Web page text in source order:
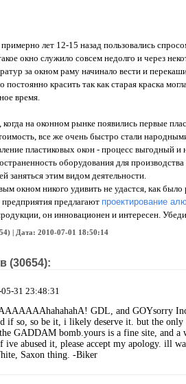
лет 12-15 назад пользовались
окно служило совсем недолго и через
за окном раму начинало вести и
красить так как старая краска
время.
на оконном рынке появились первые
все же очень быстро стали
пластиковых окон - процесс выгодный и
оборудования для
заняться этим видом деятельности.
окном никого удивить не удастся, как
предлагают проектирование
он инновационен и интересен.
| Дата: 2010-07-01 18:50:14
(30654):
31 23:48:31
GDL, and GOYsorry
if so, so be it, i likely deserve it. but the
GADDAM bomb.yours is a fine site, and a
abused it, please accept my apology. ill
Saxon thing. -Biker